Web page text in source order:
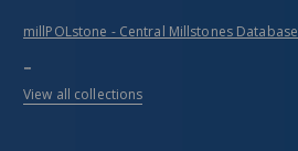
millPOLstone - Central Millstones Database
...
View all collections